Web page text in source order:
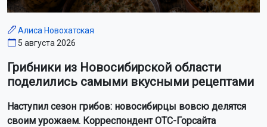
Алиса Новохатская
5 августа 2026
Грибники из Новосибирской области
поделились самыми вкусными рецептами
Наступил сезон грибов: новосибирцы вовсю делятся
своим урожаем. Корреспондент ОТС-Горсайта